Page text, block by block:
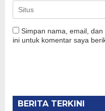
Simpan nama, email,
ini untuk komentar saya
BERITA TERKINI